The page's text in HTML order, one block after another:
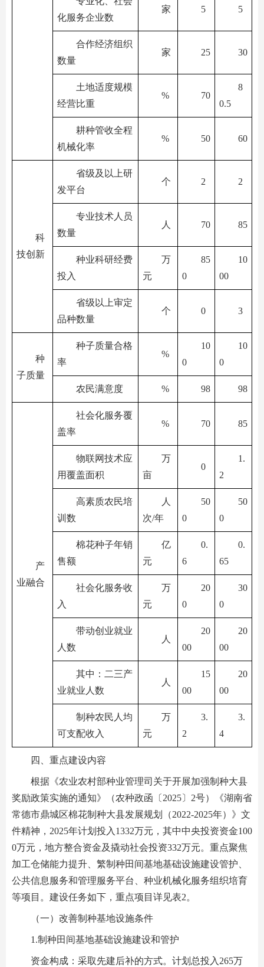
化服务企业数
家 5 5
合作经济组织
数量
家 25 30
土地适度规模
经营比重
% 70
8
0.5
耕种管收全程
机械化率
% 50 60
科
技创新
省级及以上研
发平台
个 2 2
专业技术人员
数量
人 70 85
种业科研经费
投入
万
元
85
0
10
00
省级以上审定
品种数量
个 0 3
种
子质量
种子质量合格
率
%
10
0
10
0
农民满意度 % 98 98
产
业融合
社会化服务覆
盖率
% 70 85
物联网技术应
用覆盖面积
万
亩
0
1.
2
高素质农民培
训数
人
次/年
50
0
50
0
棉花种子年销
售额
亿
元
0.
6
0.
65
社会化服务收
入
万
元
20
0
30
0
带动创业就业
人数
人
20
00
20
00
其中：二三产
业就业人数
人
15
00
20
00
制种农民人均
可支配收入
万
元
3.
2
3.
4
四、重点建设内容
根据《农业农村部种业管理司关于开展加强制种大县
奖励政策实施的通知》（农种政函〔2025〕2号）《湖南省
常德市鼎城区棉花制种大县发展规划（2022-2025年）》文
件精神，2025年计划投入1332万元，其中中央投资资金100
0万元，地方整合资金及撬动社会投资332万元。重点聚焦
加工仓储能力提升、繁制种田间基地基础设施建设管护、
公共信息服务和管理服务平台、种业机械化服务组织培育
等项目。建设任务如下，重点项目详见表2。
（一）改善制种基地设施条件
1.制种田间基地基础设施建设和管护
资金构成：采取先建后补的方式。计划总投入265万